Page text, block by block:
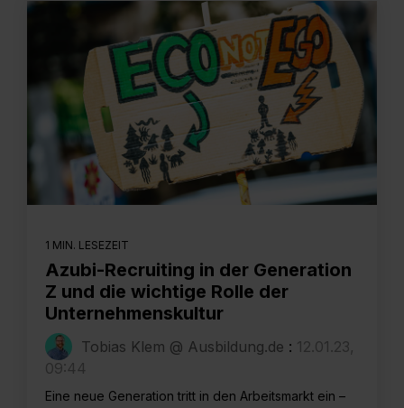
1 MIN. LESEZEIT
Azubi-Recruiting in der Generation
Z und die wichtige Rolle der
Unternehmenskultur
Tobias Klem @ Ausbildung.de : 12.01.23,
09:44
Eine neue Generation tritt in den Arbeitsmarkt ein –